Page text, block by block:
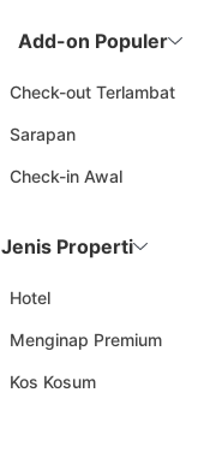
Add-on Populer
Check-out Terlambat
Sarapan
Check-in Awal
Jenis Properti
Hotel
Menginap Premium
Kos Kosum